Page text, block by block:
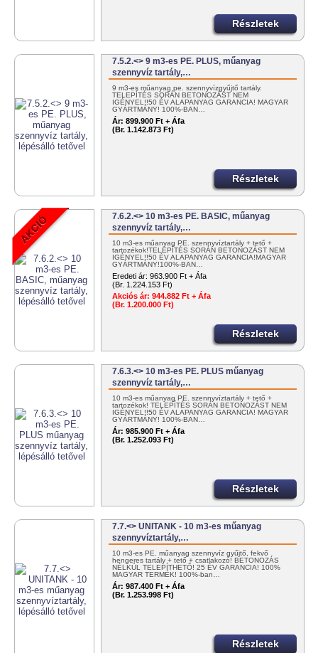
Részletek
7.5.2.<> 9 m3-es PE. PLUS, műanyag
szennyvíz tartály,…
9 m3-es műanyag pe. szennyvízgyűjtő tartály.
TELEPÍTÉS SORÁN BETONOZÁST NEM
IGÉNYEL!!50 ÉV ALAPANYAG GARANCIA! MAGYAR
GYÁRTMÁNY! 100%-BAN…
Ár: 899.900 Ft + Áfa
(Br. 1.142.873 Ft)
Részletek
7.6.2.<> 10 m3-es PE. BASIC, műanyag
szennyvíz tartály,…
10 m3-es műanyag PE. szennyvíztartály + tető +
tartozékok!TELEPÍTÉS SORÁN BETONOZÁST NEM
IGÉNYEL!!50 ÉV ALAPANYAG GARANCIA!MAGYAR
GYÁRTMÁNY!100%-BAN…
Eredeti ár: 963.900 Ft + Áfa
(Br. 1.224.153 Ft)
Akciós ár: 944.882 Ft + Áfa
(Br. 1.200.000 Ft)
Részletek
7.6.3.<> 10 m3-es PE. PLUS műanyag
szennyvíz tartály,…
10 m3-es műanyag PE. szennyvíztartály + tető +
tartozékok! TELEPÍTÉS SORÁN BETONOZÁST NEM
IGÉNYEL!!50 ÉV ALAPANYAG GARANCIA! MAGYAR
GYÁRTMÁNY! 100%-BAN…
Ár: 985.900 Ft + Áfa
(Br. 1.252.093 Ft)
Részletek
7.7.<> UNITANK - 10 m3-es műanyag
szennyvíztartály,…
10 m3-es PE. műanyag szennyvíz gyűjtő, fekvő
hengeres tartály + tető + csatlakozó! BETONOZÁS
NÉLKÜL TELEPÍTHETŐ! 25 ÉV GARANCIA! 100%
MAGYAR TERMÉK! 100%-ban…
Ár: 987.400 Ft + Áfa
(Br. 1.253.998 Ft)
Részletek